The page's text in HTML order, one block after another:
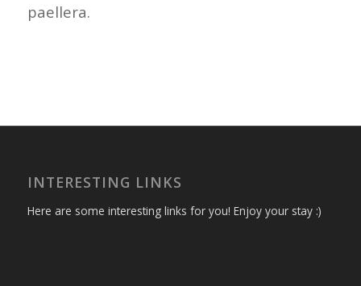
paellera.
INTERESTING LINKS
Here are some interesting links for you! Enjoy your stay :)